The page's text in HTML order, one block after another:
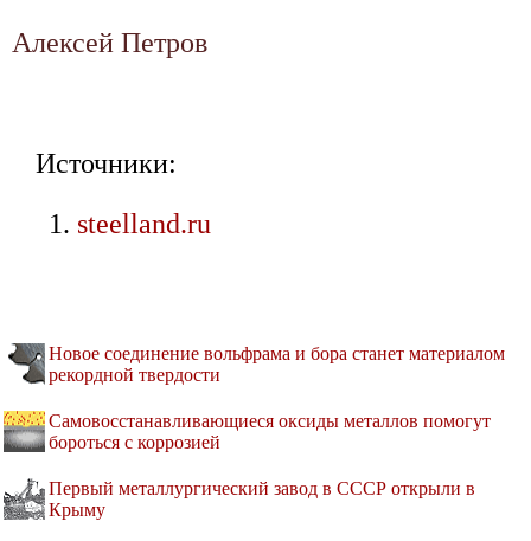
Алексей Петров
Источники:
steelland.ru
Новое соединение вольфрама и бора станет материалом
рекордной твердости
Самовосстанавливающиеся оксиды металлов помогут
бороться с коррозией
Первый металлургический завод в СССР открыли в
Крыму